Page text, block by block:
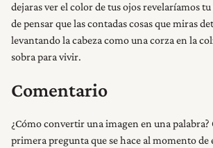
dejaras ver el color de tus ojos revelaríamos
de pensar que las contadas cosas que miras
levantando la cabeza como una corza en la
sobra para vivir.
Comentario
¿Cómo convertir una imagen en una palabra?
primera pregunta que se hace al momento de